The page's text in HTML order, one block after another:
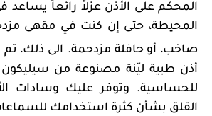
المحكم على الأذن عزلاً رائعاً
المحيطة، حتى إن كنت في مقهى
صاخب، أو حافلة مزدحمة. الى ذلك، تم
أذن طبية ليّنة مصنوعة من
للحساسية. وتوفر عليك وسادات
القلق بشأن كثرة استخدامك